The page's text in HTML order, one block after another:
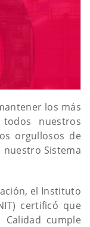
los más
nuestros
orgullosos de
Sistema
el Instituto
certificó que
cumple